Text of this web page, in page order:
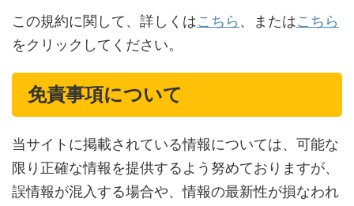
この規約に関して、詳しくはこちら 、またはこちら
をクリックしてください。
免責事項について
当サイトに掲載されている情報については、可能な
限り正確な情報を提供するよう努めておりますが、
誤情報が混入する場合や、情報の最新性が損なわれ